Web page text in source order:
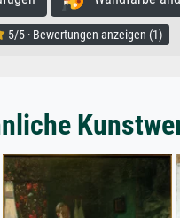
5/5 · Bewertungen anzeigen (1)